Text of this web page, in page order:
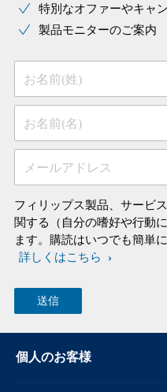
特別なオファーやキャ
製品モニターのご案内
お名前(姓)
お名前(名)
メールアドレス
フィリップス製品、サービ
関する（自分の嗜好や行動
ます。購読はいつでも簡単
詳しくはこちら
個人のお客様